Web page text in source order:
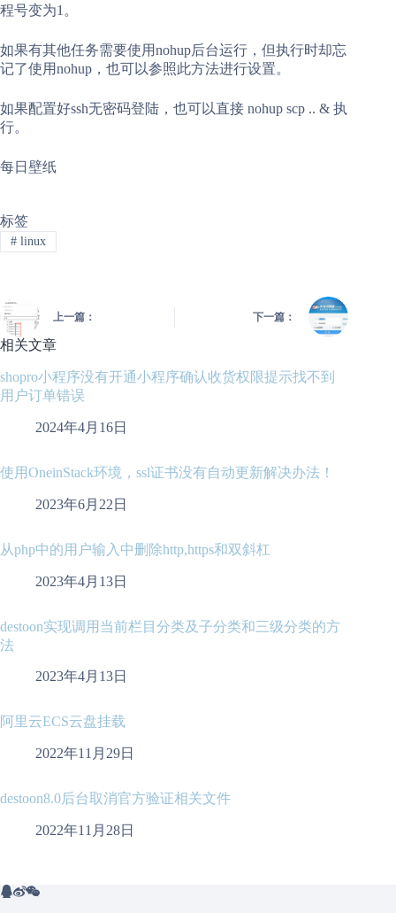
程号变为1。
如果有其他任务需要使用nohup后台运行，但执行时却忘
记了使用nohup，也可以参照此方法进行设置。
如果配置好ssh无密码登陆，也可以直接 nohup scp .. & 执
行。
每日壁纸
标签
#linux
上一篇： 下一篇：
相关文章
shopro小程序没有开通小程序确认收货权限提示找不到
用户订单错误
2024年4月16日
使用OneinStack环境，ssl证书没有自动更新解决办法！
2023年6月22日
从php中的用户输入中删除http,https和双斜杠
2023年4月13日
destoon实现调用当前栏目分类及子分类和三级分类的方
法
2023年4月13日
阿里云ECS云盘挂载
2022年11月29日
destoon8.0后台取消官方验证相关文件
2022年11月28日